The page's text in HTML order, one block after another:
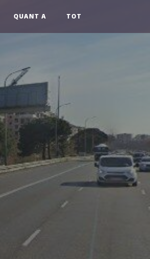
QUANT A TOT